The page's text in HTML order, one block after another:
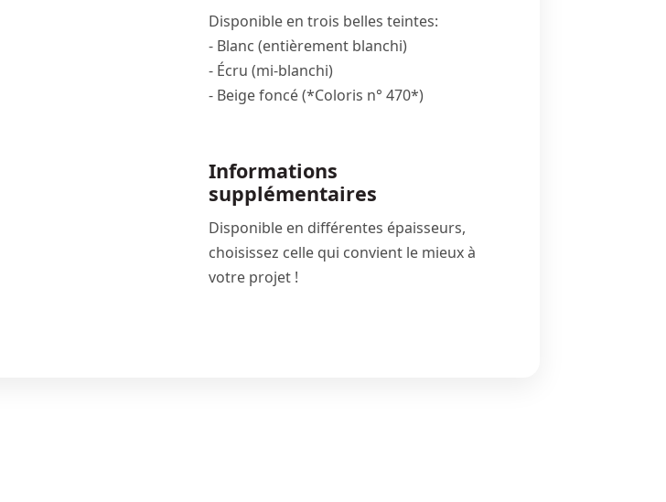
Disponible en trois belles teintes:
- Blanc (entièrement blanchi)
- Écru (mi-blanchi)
- Beige foncé (*Coloris n° 470*)
Informations
supplémentaires
Disponible en différentes épaisseurs,
choisissez celle qui convient le mieux à
votre projet !